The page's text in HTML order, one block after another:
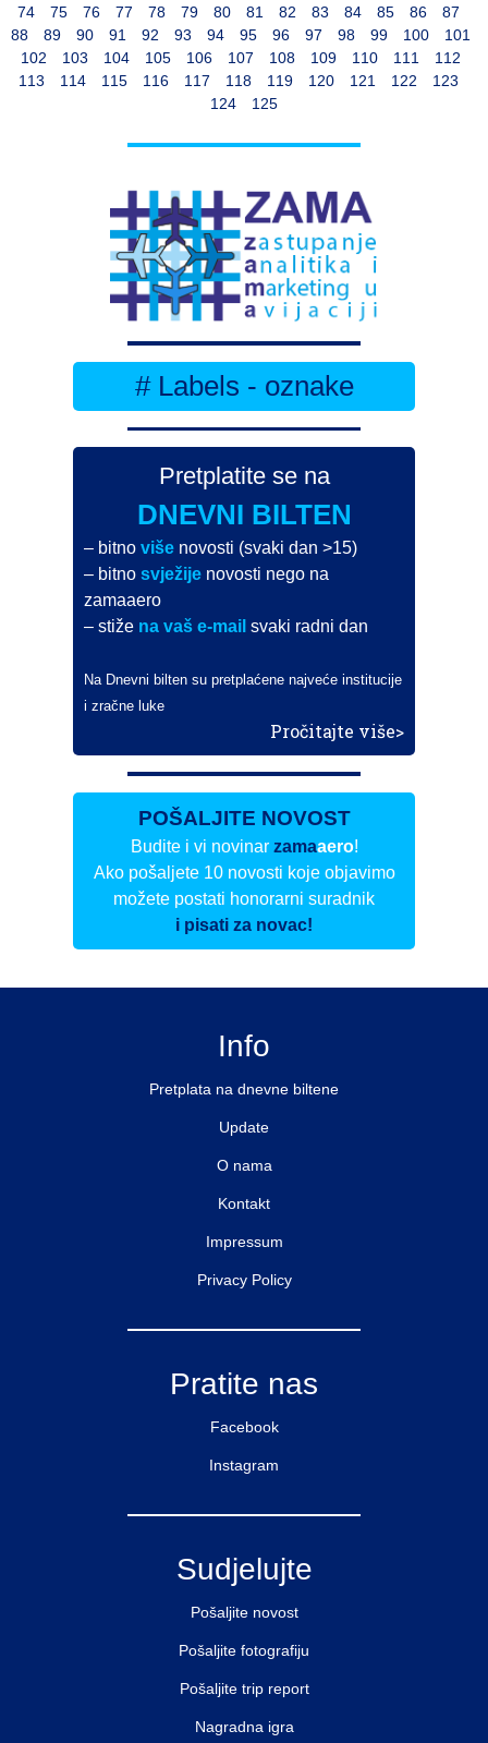
74
75 76 77 78 79 80 81 82 83 84 85 86
87
88
89 90 91 92 93 94 95 96 97 98 99 100
101
102
103 104 105 106 107 108 109 110 111
112
113
114 115 116 117 118 119 120 121 122
123
124
125
# Labels - oznake
Pretplatite se na
DNEVNI BILTEN
– bitnoviše novosti (svaki dan >15)
– bitnosvježije novosti nego na
zamaaero
– stiže na vaš e-mail svaki radni dan
Na Dnevni bilten su pretplaćene najveće institucije
i zračne luke
Pročitajte više>
POŠALJITE NOVOST
Budite i vi novinar zamaaero!
Ako pošaljete 10 novosti koje objavimo
možete postati honorarni suradnik
i pisati za novac!
Info
Pretplata na dnevne biltene
Update
O nama
Kontakt
Impressum
Privacy Policy
Pratite nas
Facebook
Instagram
Sudjelujte
Pošaljite novost
Pošaljite fotografiju
Pošaljite trip report
Nagradna igra